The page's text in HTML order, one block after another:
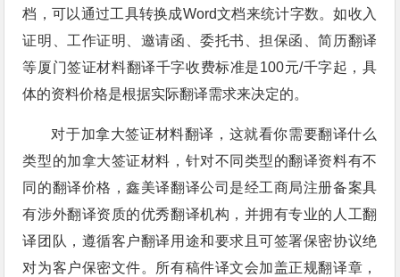
档，可以通过工具转换成Word文档来统计字数。如收入
证明、工作证明、邀请函、委托书、担保函、简历翻译
等厦门签证材料翻译千字收费标准是100元/千字起，具
体的资料价格是根据实际翻译需求来决定的。
对于加拿大签证材料翻译，这就看你需要翻译什么
类型的加拿大签证材料，针对不同类型的翻译资料有不
同的翻译价格，鑫美译翻译公司是经工商局注册备案具
有涉外翻译资质的优秀翻译机构，并拥有专业的人工翻
译团队，遵循客户翻译用途和要求且可签署保密协议绝
对为客户保密文件。所有稿件译文会加盖正规翻译章，